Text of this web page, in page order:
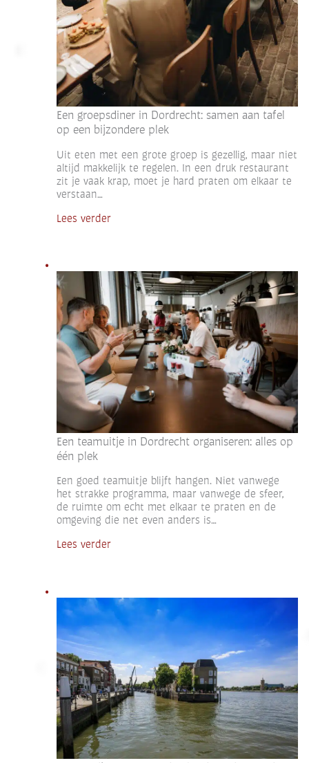
Een groepsdiner in Dordrecht: samen aan tafel
op een bijzondere plek
Uit eten met een grote groep is gezellig, maar niet
altijd makkelijk te regelen. In een druk restaurant
zit je vaak krap, moet je hard praten om elkaar te
verstaan…
Lees verder
Een teamuitje in Dordrecht organiseren: alles op
één plek
Een goed teamuitje blijft hangen. Niet vanwege
het strakke programma, maar vanwege de sfeer,
de ruimte om echt met elkaar te praten en de
omgeving die net even anders is…
Lees verder